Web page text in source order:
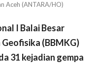
Aceh (ANTARA/HO)
I Balai Besar
(BBMKG)
31 kejadian gempa